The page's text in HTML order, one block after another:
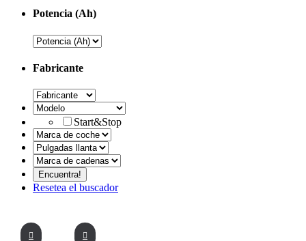
Potencia (Ah)
Fabricante
Start&Stop
Resetea el buscador